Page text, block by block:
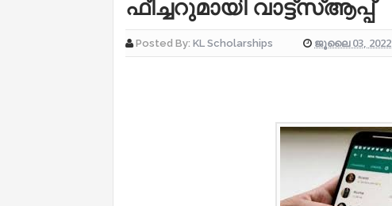
ഫീച്ചറുമായി വാട്ട്‌സ്‌ആപ്പ്
Posted By: KL Scholarships ജൂലൈ 03, 2022